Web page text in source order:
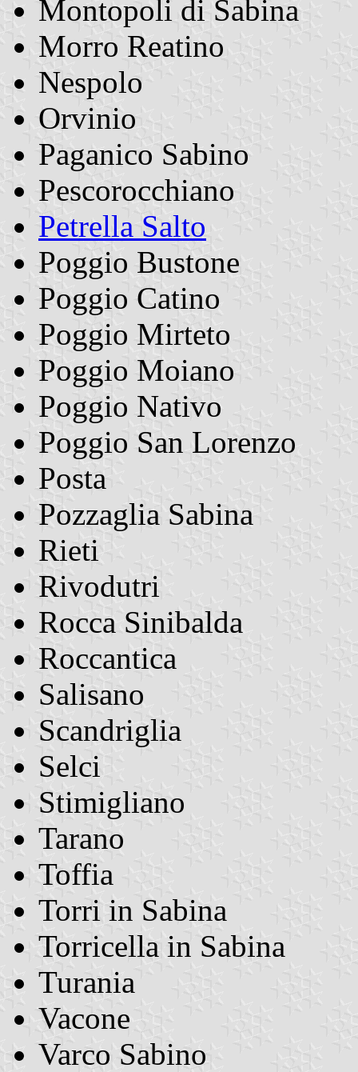
Montopoli di Sabina
Morro Reatino
Nespolo
Orvinio
Paganico Sabino
Pescorocchiano
Petrella Salto
Poggio Bustone
Poggio Catino
Poggio Mirteto
Poggio Moiano
Poggio Nativo
Poggio San Lorenzo
Posta
Pozzaglia Sabina
Rieti
Rivodutri
Rocca Sinibalda
Roccantica
Salisano
Scandriglia
Selci
Stimigliano
Tarano
Toffia
Torri in Sabina
Torricella in Sabina
Turania
Vacone
Varco Sabino